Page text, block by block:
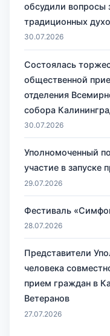
обсудили вопросы
традиционных
30.07.2026
Состоялась
общественной
отделения
собора
30.07.2026
Уполномоченный
участие в запуске
29.07.2026
Фестиваль
28.07.2026
Представители
человека
прием граждан в
Ветеранов
27.07.2026